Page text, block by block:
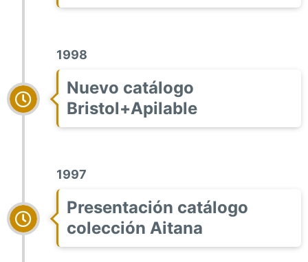
1998
Nuevo catálogo
Bristol+Apilable
1997
Presentación catálogo
colección Aitana